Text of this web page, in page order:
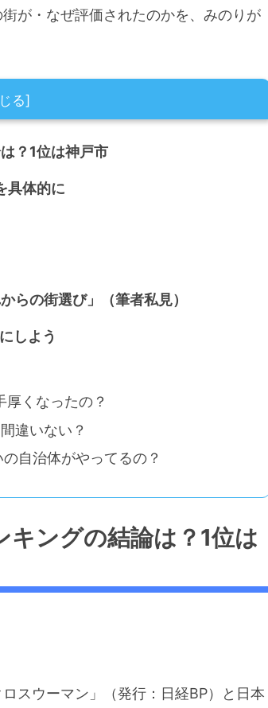
が・なぜ評価されたのかを、みのりが
？1位は神戸市
具体的に
らの街選び」（筆者私見）
しよう
くなったの？
違いない？
自治体がやってるの？
キングの結論は？1位は
スウーマン」（発行：日経BP）と日本